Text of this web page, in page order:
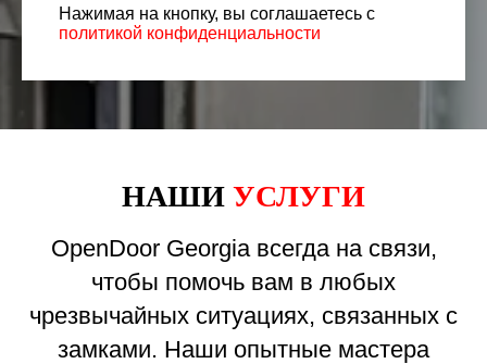
Нажимая на кнопку, вы соглашаетесь с
политикой конфиденциальности
НАШИ УСЛУГИ
OpenDoor Georgia всегда на связи,
чтобы помочь вам в любых
чрезвычайных ситуациях, связанных с
замками. Наши опытные мастера